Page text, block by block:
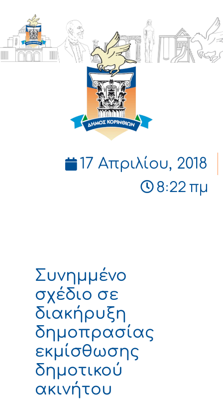
ΔΗΜΟΣ
ΚΟΡΙΝΘΙΩΝ
17 Απριλίου, 2018
8:22 πμ
Συνημμένο
σχέδιο σε
διακήρυξη
δημοπρασίας
εκμίσθωσης
δημοτικού
ακινήτου